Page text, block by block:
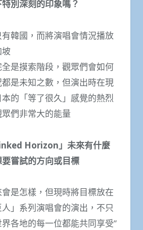
別深刻的印象嗎？
韓國，而將演唱會情況播放
是摸索階段，觀眾們會如何
是未知之數，但演出時在現
的「等了很久」感覺的熱烈
們非常大的能量
Horizon」未來有什麼
嘗試的方向或目標
是怎樣，但現時將目標放在
」系列演唱會的演出，不只
各地的每一位都能共同享受”